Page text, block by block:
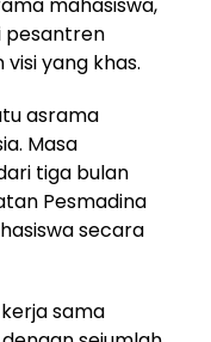
mahasiswa,
pesantren
yang khas.
asrama
Masa
tiga bulan
Pesmadina
secara
sama